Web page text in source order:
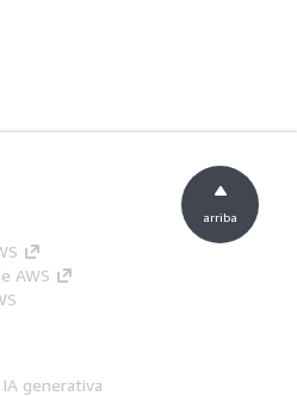
AWS
generativa
arriba